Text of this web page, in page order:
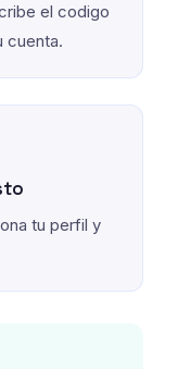
el codigo
cuenta.
tu perfil y